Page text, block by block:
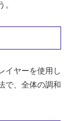
。
イヤーを使用し
で、全体の調和